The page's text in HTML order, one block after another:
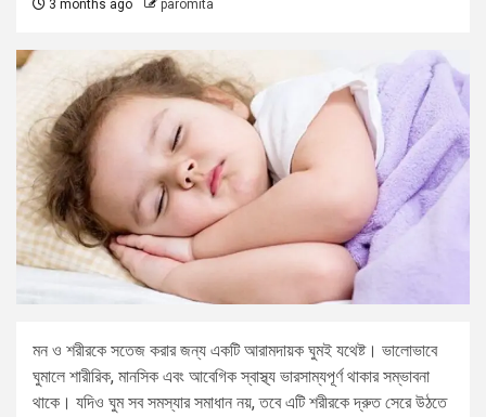
3 months ago paromita
মন ও শরীরকে সতেজ করার জন্য একটি আরামদায়ক ঘুমই যথেষ্ট। ভালোভাবে
ঘুমালে শারীরিক, মানসিক এবং আবেগিক স্বাস্থ্য ভারসাম্যপূর্ণ থাকার সম্ভাবনা
থাকে। যদিও ঘুম সব সমস্যার সমাধান নয়, তবে এটি শরীরকে দ্রুত সেরে উঠতে